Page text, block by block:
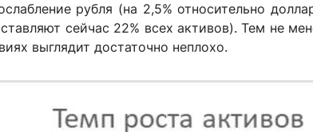
рубля (на 2,5% относительно
сейчас 22% всех активов). Тем не
выглядит достаточно неплохо.